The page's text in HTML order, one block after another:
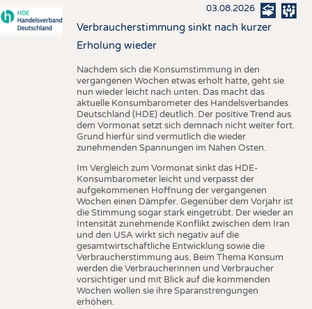
03.08.2026
Verbraucherstimmung sinkt nach kurzer
Erholung wieder
Nachdem sich die Konsumstimmung in den
vergangenen Wochen etwas erholt hatte, geht sie
nun wieder leicht nach unten. Das macht das
aktuelle Konsumbarometer des Handelsverbandes
Deutschland (HDE) deutlich. Der positive Trend aus
dem Vormonat setzt sich demnach nicht weiter fort.
Grund hierfür sind vermutlich die wieder
zunehmenden Spannungen im Nahen Osten.
Im Vergleich zum Vormonat sinkt das HDE-
Konsumbarometer leicht und verpasst der
aufgekommenen Hoffnung der vergangenen
Wochen einen Dämpfer. Gegenüber dem Vorjahr ist
die Stimmung sogar stark eingetrübt. Der wieder an
Intensität zunehmende Konflikt zwischen dem Iran
und den USA wirkt sich negativ auf die
gesamtwirtschaftliche Entwicklung sowie die
Verbraucherstimmung aus. Beim Thema Konsum
werden die Verbraucherinnen und Verbraucher
vorsichtiger und mit Blick auf die kommenden
Wochen wollen sie ihre Sparanstrengungen
erhöhen.